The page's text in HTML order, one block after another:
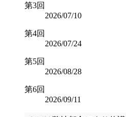
第3回
2026/07/10
第4回
2026/07/24
第5回
2026/08/28
第6回
2026/09/11